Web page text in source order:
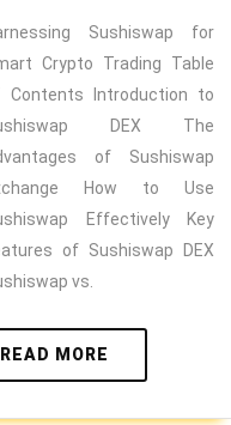
Crypto
Trading
Sushiswap for
Crypto Trading Table
Contents Introduction to
DEX The
of Sushiswap
How to Use
Effectively Key
of Sushiswap DEX
vs.
READ MORE
MORE